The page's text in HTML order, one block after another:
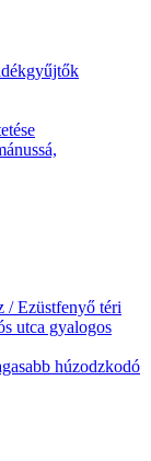
/ Ezüstfenyő téri
utca gyalogos
húzodzkodó